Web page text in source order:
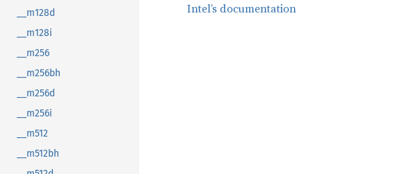
__m128d
__m128i
__m256
__m256bh
__m256d
__m256i
__m512
__m512bh
Intel’s documentation